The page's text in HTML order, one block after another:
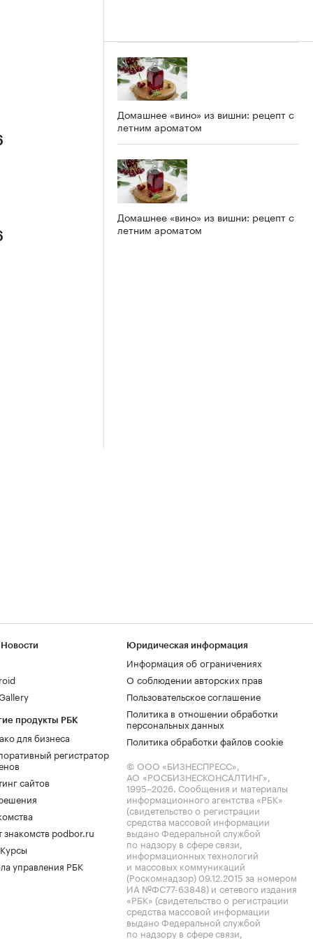
Домашнее «вино» из вишни: рецепт с
летним ароматом
Домашнее «вино» из вишни: рецепт с
летним ароматом
продукты РБК
для бизнеса
регистратор
сайтов
знакомств podbor.ru
управления РБК
Юридическая информация
Информация об ограничениях
О соблюдении авторских прав
Пользовательское соглашение
Политика в отношении обработки
персональных данных
Политика обработки файлов cookie
© ООО «БИЗНЕСПРЕСС»,
АО «РОСБИЗНЕСКОНСАЛТИНГ»,
1995–2026. Сообщения и материалы
информационного агентства «РБК»
(свидетельство о регистрации
средства массовой информации
выдано Федеральной службой
по надзору в сфере связи,
информационных технологий
и массовых коммуникаций
(Роскомнадзор) 09.12.2015 за номером
ИА №ФС77-63848) и сетевого издания
«РБК» (свидетельство о регистрации
средства массовой информации
выдано Федеральной службой
по надзору в сфере связи,